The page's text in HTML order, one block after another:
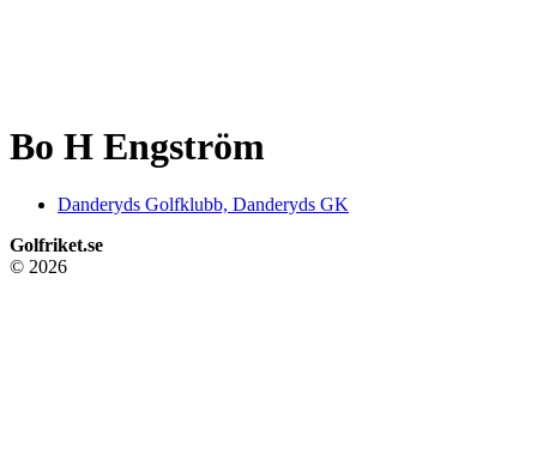
Bo H Engström
Danderyds Golfklubb, Danderyds GK
Golfriket.se
© 2026